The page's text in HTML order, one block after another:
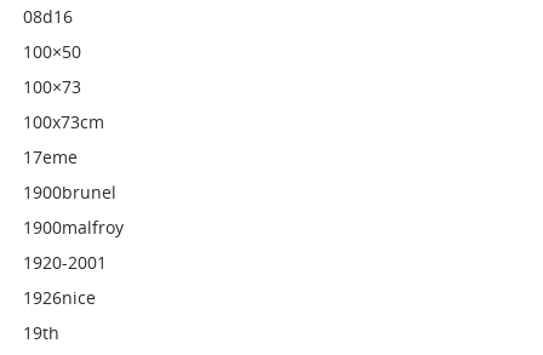
08d16
100×50
100×73
100x73cm
17eme
1900brunel
1900malfroy
1920-2001
1926nice
19th